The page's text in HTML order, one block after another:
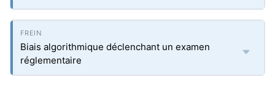
Biais algorithmique déclenchant un examen
réglementaire